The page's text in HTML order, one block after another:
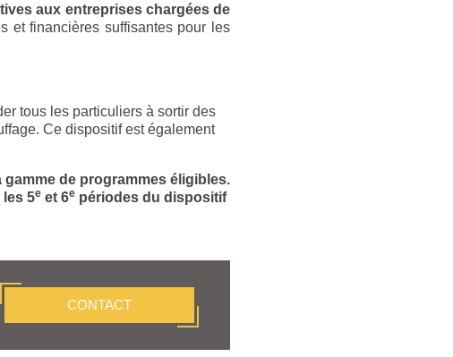
aux entreprises chargées de
et financières suffisantes pour les
tous les particuliers à sortir des
Ce dispositif est également
de programmes éligibles.
les 5e et 6e périodes du dispositif
CONTACT